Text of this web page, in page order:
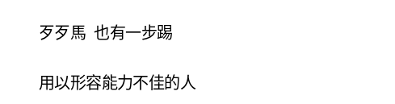
歹歹馬 也有一步踢
用以形容能力不佳的人